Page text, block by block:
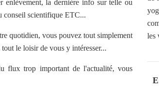
la dernière info sur telle ou
conseil scientifique ETC...
quotidien, vous pouvez tout simplement
le loisir de vous y intéresser...
flux trop important de l'actualité, vous
les